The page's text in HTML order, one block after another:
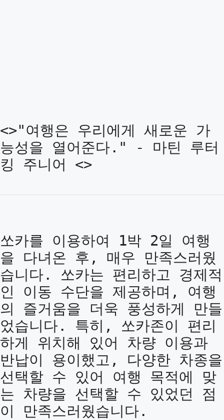
<>"여행은 우리에게 새로운 가
능성을 열어준다." - 마틴 루터
킹 주니어 <>
쏘카를 이용하여 1박 2일 여행
을 다녀온 후, 매우 만족스러웠
습니다. 쏘카는 편리하고 경제적
인 이동 수단을 제공하며, 여행
의 즐거움을 더욱 풍성하게 만들
었습니다. 특히, 쏘카존이 편리
하게 위치해 있어 차량 이용과
반납이 용이했고, 다양한 차종을
선택할 수 있어 여행 목적에 맞
는 차량을 선택할 수 있었던 점
이 만족스러웠습니다.